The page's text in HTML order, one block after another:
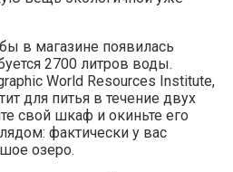
в магазине появилась
2700 литров воды.
World Resources Institute,
для питья в течение двух
свой шкаф и окиньте его
фактически у вас
озеро.